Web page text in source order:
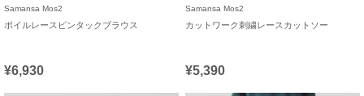
Samansa Mos2
ボイルレースピンタックブラウス
¥6,930
Samansa Mos2
カットワーク刺繍レースカットソー
¥5,390